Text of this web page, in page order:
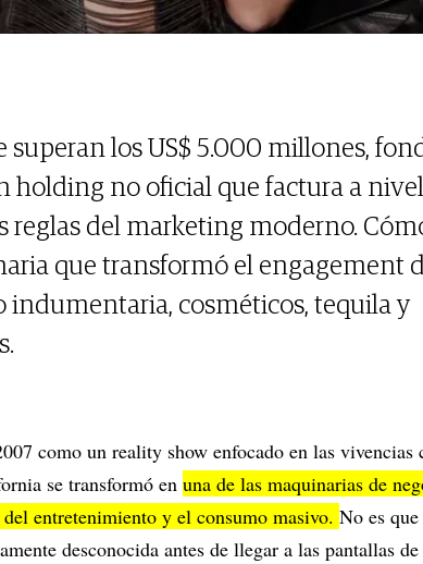
superan los US$ 5.000 millones,
holding no oficial que factura a
reglas del marketing moderno.
que transformó el engagement
indumentaria, cosméticos, tequila y
como un reality show enfocado en las vivencias
se transformó en una de las maquinarias de
entretenimiento y el consumo masivo. No es que
desconocida antes de llegar a las pantallas